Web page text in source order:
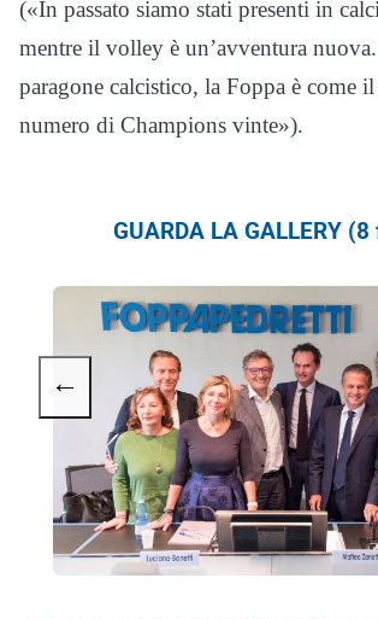
(«In passato siamo stati presenti in
mentre il volley è un’avventura
paragone calcistico, la Foppa è come
numero di Champions vinte»).
GUARDA LA GALLERY
←